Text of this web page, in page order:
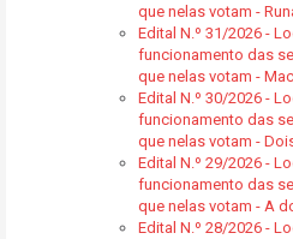
que nelas votam -
Edital N.º 31/2026 -
funcionamento das
que nelas votam -
Edital N.º 30/2026 -
funcionamento das
que nelas votam -
Edital N.º 29/2026 -
funcionamento das
que nelas votam - A
Edital N.º 28/2026 -